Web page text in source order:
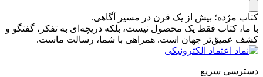
کتاب مژده؛ بیش از یک قرن در مسیر آگاهی.
با ما، کتاب فقط یک محصول نیست، بلکه دریچه‌ای به تفکر، گفتگو و
کشف عمیق‌تر جهان است. همراهی با شما، رسالت ماست.
دسترسی سریع